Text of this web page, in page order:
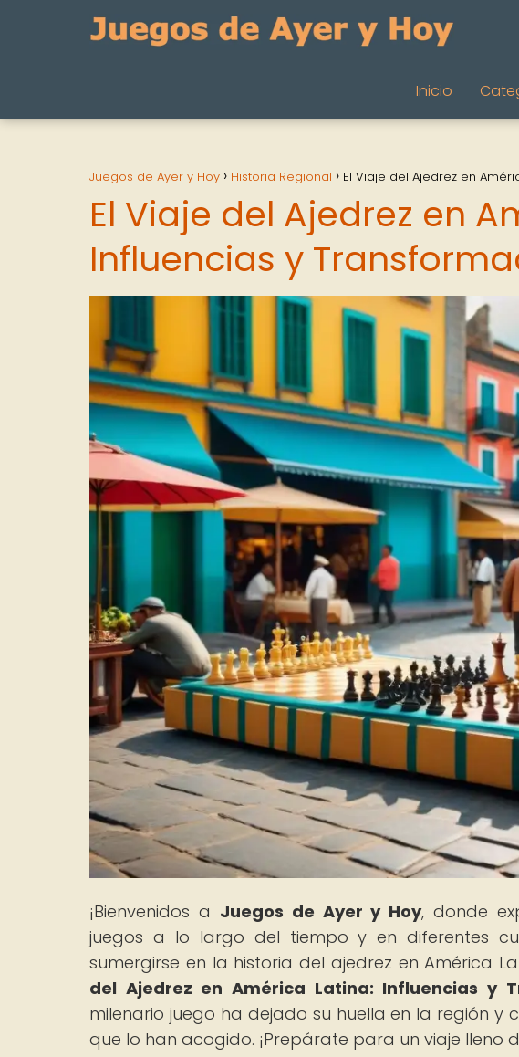
Inicio
Juegos de Ayer y Hoy Historia Regional El Viaje del Ajedrez en
El Viaje del Ajedrez en
Influencias y
¡Bienvenidos a Juegos de Ayer y Hoy, donde
juegos a lo largo del tiempo y en diferentes
sumergirse en la historia del ajedrez en América
del Ajedrez en América Latina: Influencias y
milenario juego ha dejado su huella en la región
que lo han acogido. ¡Prepárate para un viaje lleno